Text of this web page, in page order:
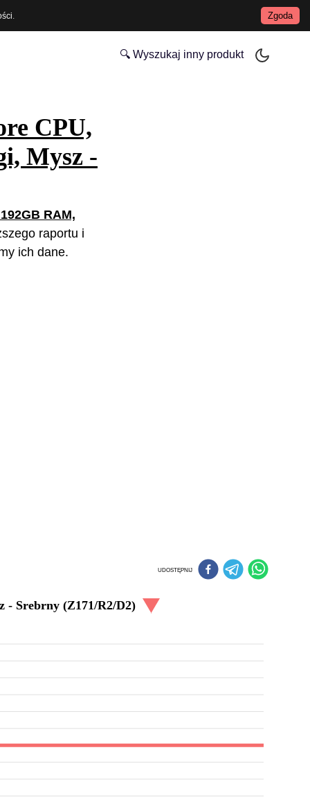
Zgoda
🔍 Wyszukaj inny produkt
CPU,
Mysz -
RAM,
raportu i
ich dane.
UDOSTĘPNIJ
- Srebrny (Z171/R2/D2)